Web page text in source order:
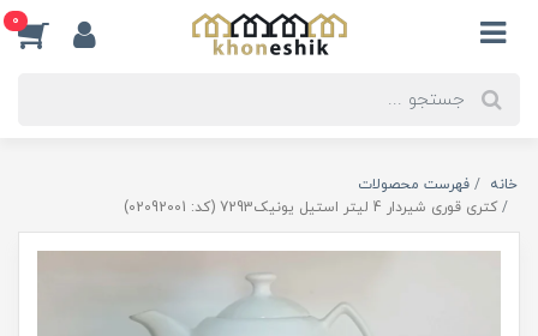
0
خانه
فهرست محصولات
کتری قوری شیردار 4 لیتر استیل یونیک7293 (کد: 02092001)